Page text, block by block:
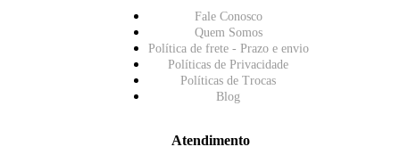
Fale Conosco
Quem Somos
Política de frete - Prazo e envio
Políticas de Privacidade
Políticas de Trocas
Blog
Atendimento